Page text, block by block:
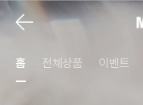
홈 전체상품 이벤트